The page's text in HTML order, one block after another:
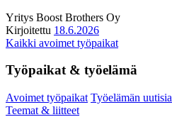
Yritys Boost Brothers Oy
Kirjoitettu 18.6.2026
Kaikki avoimet työpaikat
Työpaikat & työelämä
Avoimet työpaikat Työelämän uutisia
Teemat & liitteet